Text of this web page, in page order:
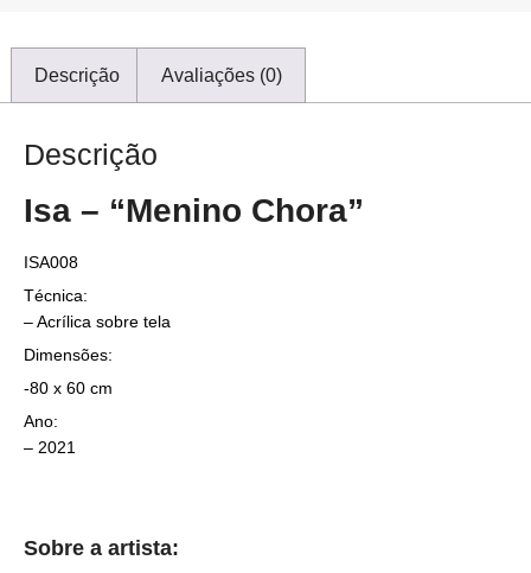
Descrição Avaliações (0)
Descrição
Isa – “Menino Chora”
ISA008
Técnica:
– Acrílica sobre tela
Dimensões:
-80 x 60 cm
Ano:
– 2021
Sobre a artista: